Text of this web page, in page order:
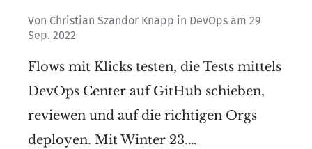
Von Christian Szandor Knapp in DevOps am 29
Sep. 2022
Flows mit Klicks testen, die Tests mittels
DevOps Center auf GitHub schieben,
reviewen und auf die richtigen Orgs
deployen. Mit Winter 23.…